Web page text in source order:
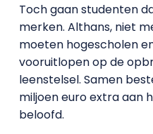
Toch gaan studenten
merken. Althans, niet
moeten hogescholen
vooruitlopen op de
leenstelsel. Samen
miljoen euro extra aan
beloofd.